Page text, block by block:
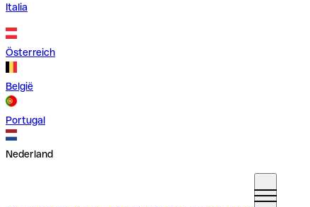
Italia
Österreich
België
Portugal
Nederland